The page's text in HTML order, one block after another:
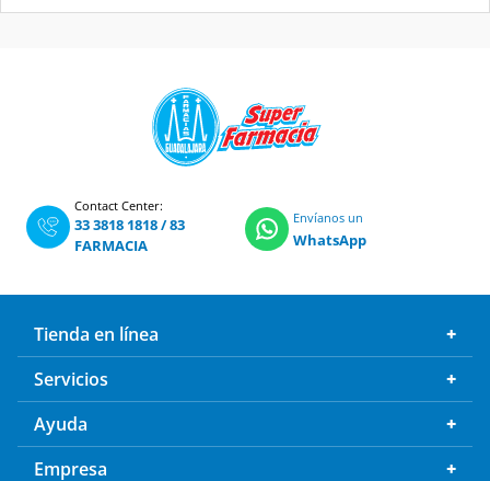
Contact Center:
33 3818 1818/83
FARMACIA
Envíanos un
WhatsApp
Tienda en línea
Servicios
Ayuda
Empresa